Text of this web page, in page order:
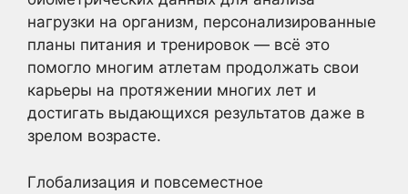
нагрузки на организм, персонализированные
планы питания и тренировок — всё это
помогло многим атлетам продолжать свои
карьеры на протяжении многих лет и
достигать выдающихся результатов даже в
зрелом возрасте.
Глобализация и повсеместное